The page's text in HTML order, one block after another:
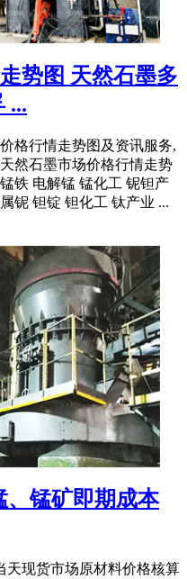
势图 天然石墨多
...
格行情走势图及资讯服务,
然石墨市场价格行情走势
铁 电解锰 锰化工 铌钽产
铌 钽锭 钽化工 钛产业 ...
、锰矿即期成本
天现货市场原材料价格核算